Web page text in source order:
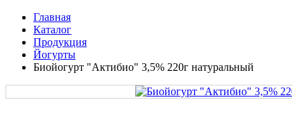
Главная
Каталог
Продукция
Йогурты
Биойогурт "Актибио" 3,5% 220г натуральный